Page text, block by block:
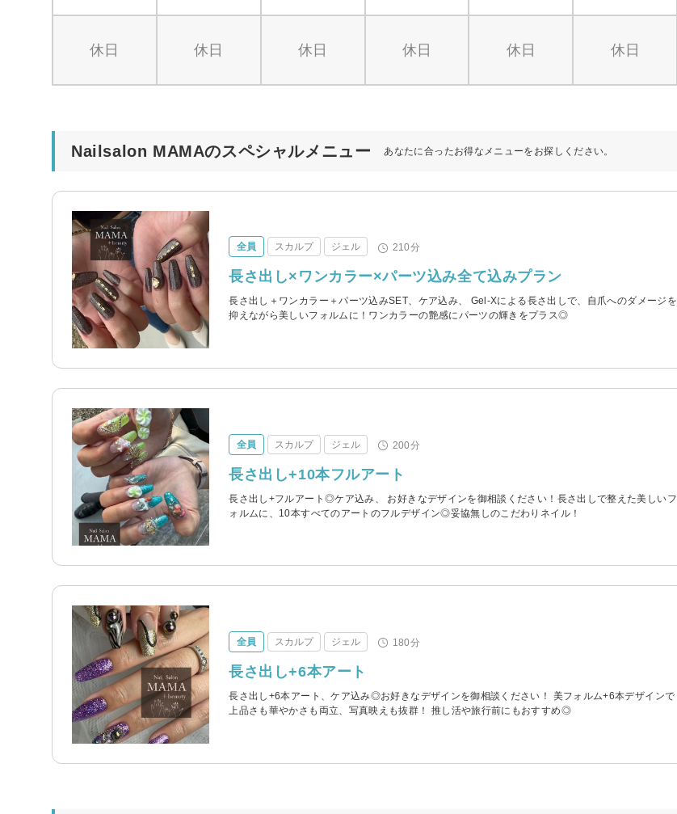
休日 休日 休日 休日 休日 休日
Nailsalon MAMAのスペシャルメニュー あなたに合ったお得なメニューをお探しください。
全員 スカルプ ジェル 210分
長さ出し×ワンカラー×パーツ込み全て込みプラン
長さ出し＋ワンカラー＋パーツ込みSET、ケア込み、 Gel-Xによる長さ出しで、自爪へのダメージを
抑えながら美しいフォルムに！ワンカラーの艶感にパーツの輝きをプラス◎
全員 スカルプ ジェル 200分
長さ出し+10本フルアート
長さ出し+フルアート◎ケア込み、 お好きなデザインを御相談ください！長さ出しで整えた美しいフ
ォルムに、10本すべてのアートのフルデザイン◎妥協無しのこだわりネイル！
全員 スカルプ ジェル 180分
長さ出し+6本アート
長さ出し+6本アート、ケア込み◎お好きなデザインを御相談ください！ 美フォルム+6本デザインで
上品さも華やかさも両立、写真映えも抜群！ 推し活や旅行前にもおすすめ◎